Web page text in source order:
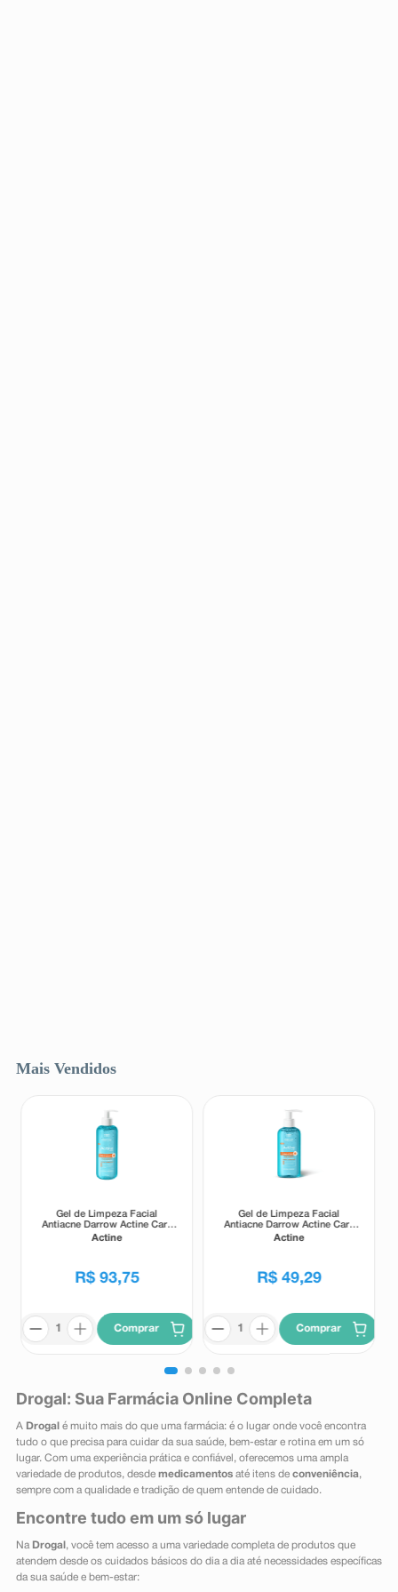
Mais Vendidos
Gel de Limpeza Facial
Antiacne Darrow Actine Care
Alta Tolerância 400g
Actine
R$ 93,75
Comprar
Gel de Limpeza Facial
Antiacne Darrow Actine Care
Alta Tolerância 140g
Actine
R$ 49,29
Comprar
Drogal: Sua Farmácia Online Completa
A Drogal é muito mais do que uma farmácia: é o lugar onde você encontra
tudo o que precisa para cuidar da sua saúde, bem-estar e rotina em um só
lugar. Com uma experiência prática e confiável, oferecemos uma ampla
variedade de produtos, desde medicamentosaté itens de conveniência,
sempre com a qualidade e tradição de quem entende de cuidado.
Encontre tudo em um só lugar
Na Drogal , você tem acesso a uma variedade completa de produtos que
atendem desde os cuidados básicos do dia a dia até necessidades específicas
da sua saúde e bem-estar: